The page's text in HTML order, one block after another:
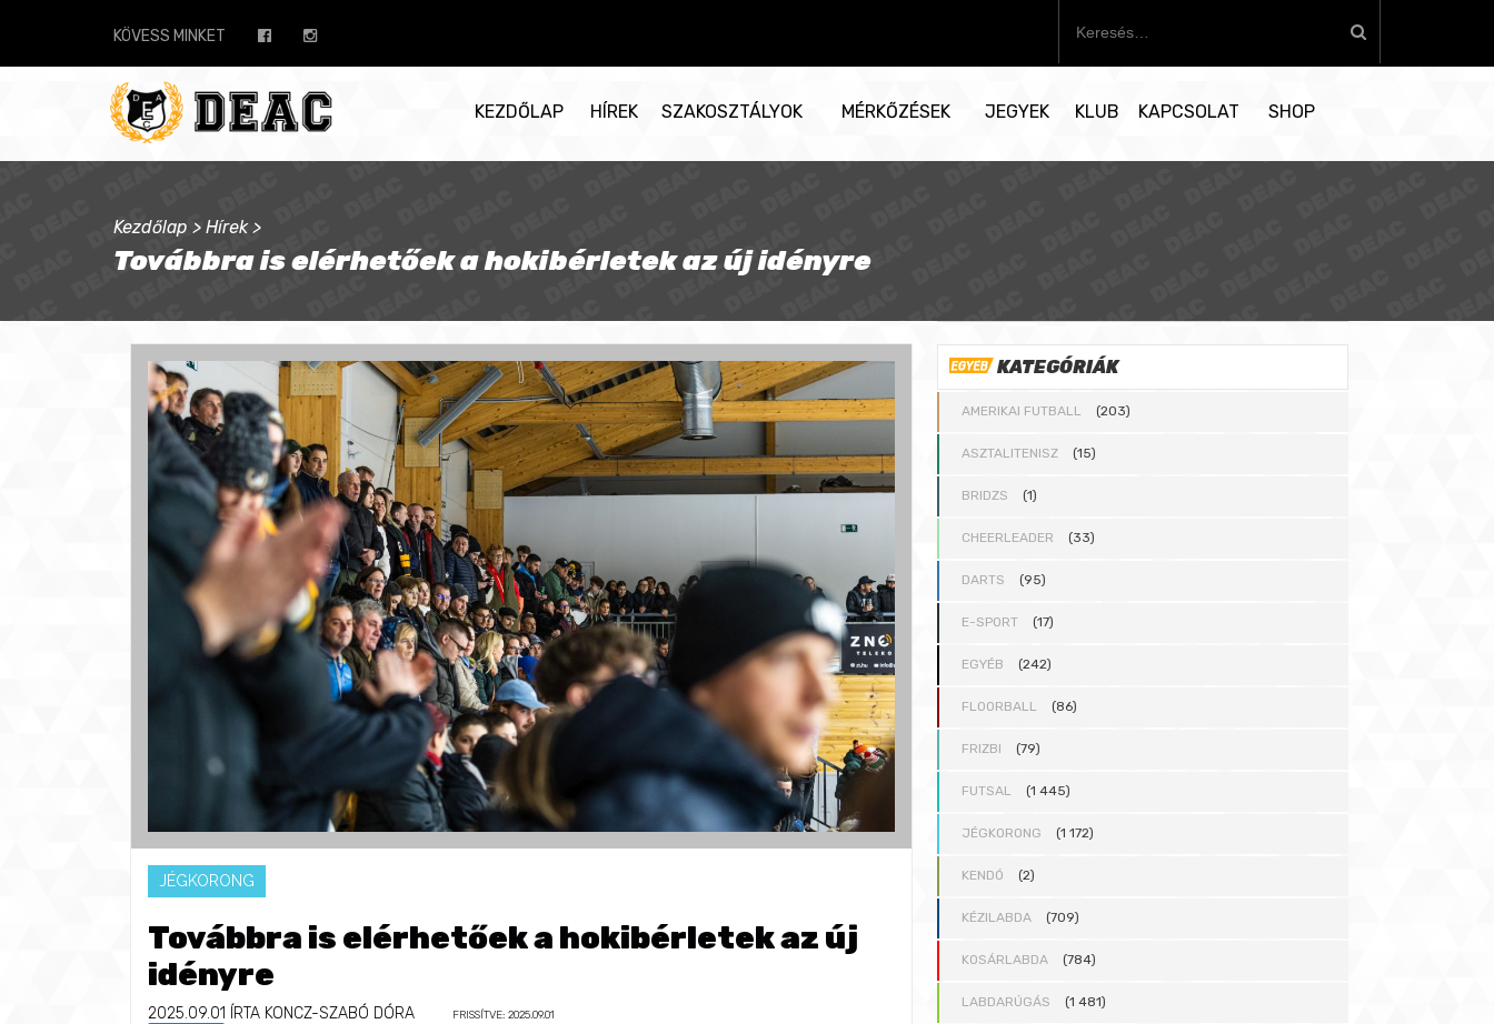
KÖVESS MINKET
r
KEZDŐLAP HÍREK SZAKOSZTÁLYOK MÉRKŐZÉSEK JEGYEK KLUB KAPCSOLAT SHOP
Kezdőlap > Hírek >
Továbbra is elérhetőek a hokibérletek az új idényre
JÉGKORONG
Továbbra is elérhetőek a hokibérletek az új
idényre
2025.09.01 ÍRTA KONCZ-SZABÓ DÓRA FRISSÍTVE: 2025.09.01
KATEGÓRIÁK
AMERIKAI FUTBALL (203)
ASZTALITENISZ (15)
BRIDZS (1)
CHEERLEADER (33)
DARTS (95)
E-SPORT (17)
EGYÉB (242)
FLOORBALL (86)
FRIZBI (79)
FUTSAL (1 445)
JÉGKORONG (1 172)
KENDÓ (2)
KÉZILABDA (709)
KOSÁRLABDA (784)
LABDARÚGÁS (1 481)